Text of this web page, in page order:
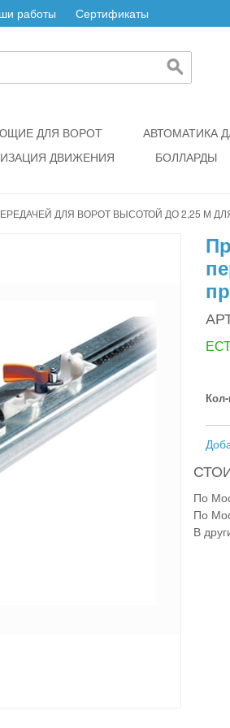
работы Сертификаты
ДЛЯ ВОРОТ АВТОМАТИКА
ДВИЖЕНИЯ БОЛЛАРДЫ
ДЛЯ ВОРОТ ВЫСОТОЙ ДО 2,25 М
По
По
В